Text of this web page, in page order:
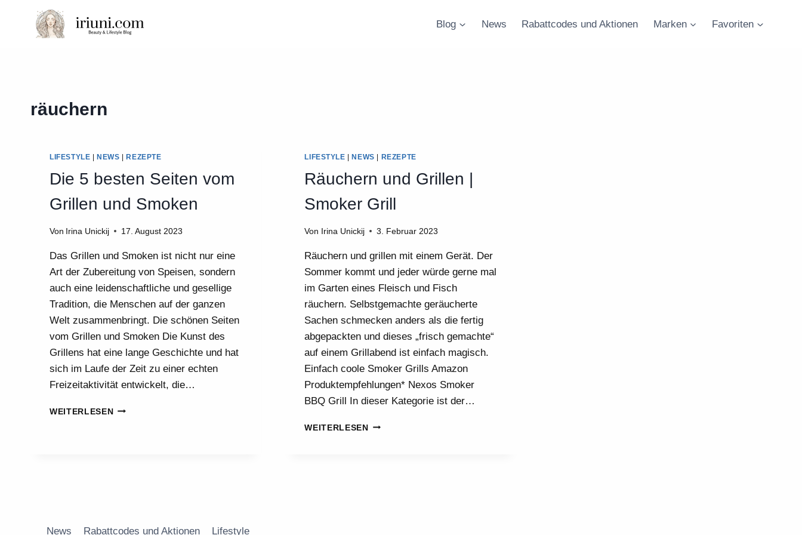
springen
Blog News Rabattcodes und Aktionen Marken Favoriten
räuchern
LIFESTYLE NEWS REZEPTE
Die 5 besten Seiten vom
Grillen und Smoken
Von Irina Unickij 17. August 2023
Das Grillen und Smoken ist nicht nur eine
Art der Zubereitung von Speisen, sondern
auch eine leidenschaftliche und gesellige
Tradition, die Menschen auf der ganzen
Welt zusammenbringt. Die schönen Seiten
vom Grillen und Smoken Die Kunst des
Grillens hat eine lange Geschichte und hat
sich im Laufe der Zeit zu einer echten
Freizeitaktivität entwickelt, die…
WEITERLESENDIE
LIFESTYLE NEWS REZEPTE
Räuchern und Grillen |
Smoker Grill
Von Irina Unickij 3. Februar 2023
Räuchern und grillen mit einem Gerät. Der
Sommer kommt und jeder würde gerne mal
im Garten eines Fleisch und Fisch
räuchern. Selbstgemachte geräucherte
Sachen schmecken anders als die fertig
abgepackten und dieses „frisch gemachte“
auf einem Grillabend ist einfach magisch.
Einfach coole Smoker Grills Amazon
Produktempfehlungen* Nexos Smoker
BBQ Grill In dieser Kategorie ist der…
WEITERLESENRÄUCHERN
News Rabattcodes und Aktionen Lifestyle